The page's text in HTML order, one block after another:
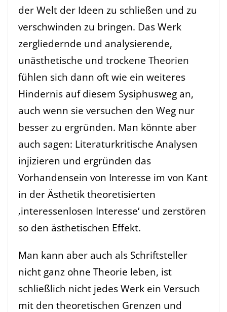
der Welt der Ideen zu schließen und zu
verschwinden zu bringen. Das Werk
zergliedernde und analysierende,
unästhetische und trockene Theorien
fühlen sich dann oft wie ein weiteres
Hindernis auf diesem Sysiphusweg an,
auch wenn sie versuchen den Weg nur
besser zu ergründen. Man könnte aber
auch sagen: Literaturkritische Analysen
injizieren und ergründen das
Vorhandensein von Interesse im von Kant
in der Ästhetik theoretisierten
‚interessenlosen Interesse‘ und zerstören
so den ästhetischen Effekt.
Man kann aber auch als Schriftsteller
nicht ganz ohne Theorie leben, ist
schließlich nicht jedes Werk ein Versuch
mit den theoretischen Grenzen und